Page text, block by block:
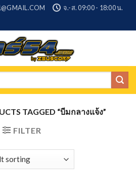
จ.-ส. 09:00 - 18:00 น.
TAGGED “บีมกลางแจ้ง”
FILTER